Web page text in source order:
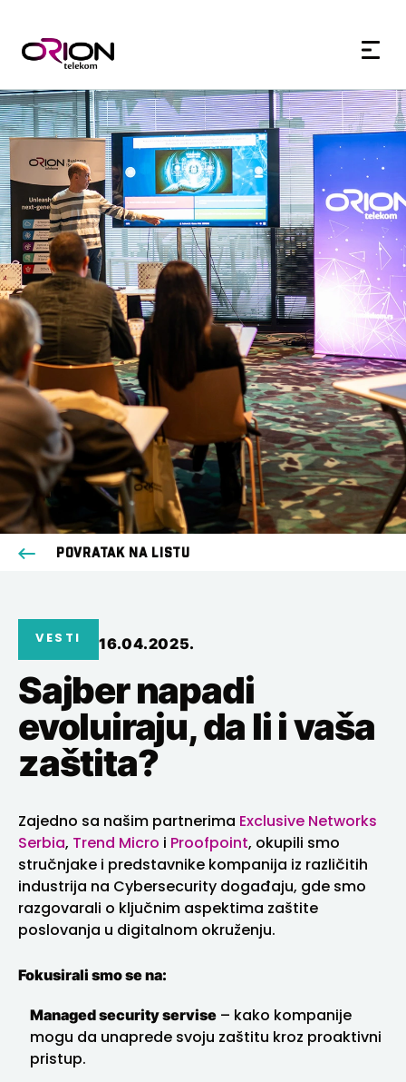
7d
POVRATAK NA LISTU
VESTI 16.04.2025.
Sajber napadi
evoluiraju, da li i vaša
zaštita?
Zajedno sa našim partnerima Exclusive Networks
Serbia, Trend Micro i Proofpoint, okupili smo
stručnjake i predstavnike kompanija iz različitih
industrija na Cybersecurity događaju, gde smo
razgovarali o ključnim aspektima zaštite
poslovanja u digitalnom okruženju.
Fokusirali smo se na:
Managed security servise – kako kompanije
mogu da unaprede svoju zaštitu kroz proaktivni
pristup.